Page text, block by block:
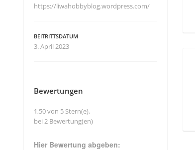
https://liwahobbyblog.wordpress.com/
BEITRITTSDATUM
3. April 2023
Bewertungen
1,50 von 5 Stern(e),
bei 2 Bewertung(en)
Hier Bewertung abgeben: